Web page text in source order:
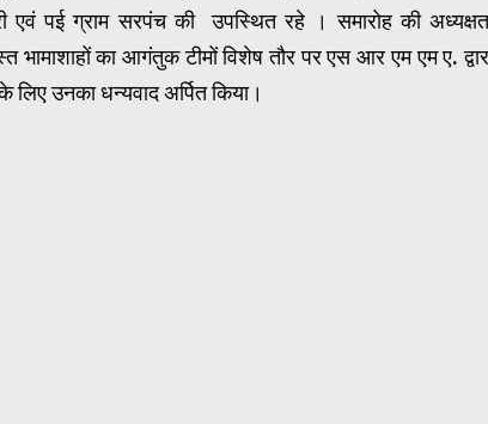
एवं पई ग्राम सरपंच की उपस्थित रहे । समारोह की
भामाशाहों का आगंतुक टीमों विशेष तौर पर एस आर एम एम ए.
उनका धन्यवाद अर्पित किया।